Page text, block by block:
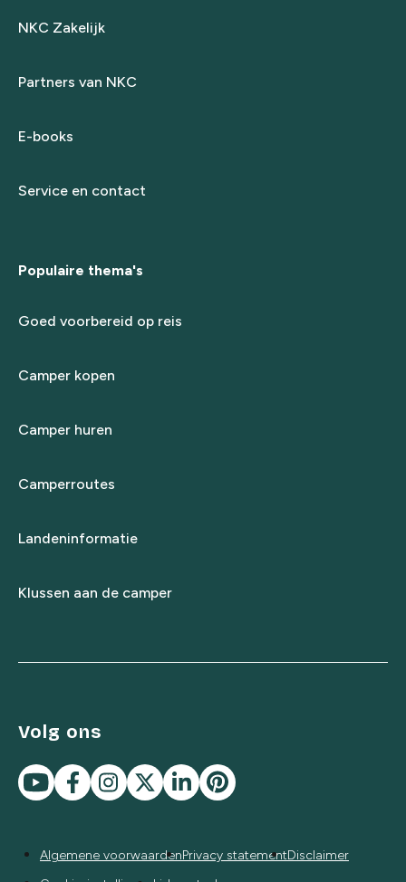
NKC Zakelijk
Partners van NKC
E-books
Service en contact
Populaire thema's
Goed voorbereid op reis
Camper kopen
Camper huren
Camperroutes
Landeninformatie
Klussen aan de camper
Volg ons
Algemene voorwaardenPrivacy statementDisclaimer